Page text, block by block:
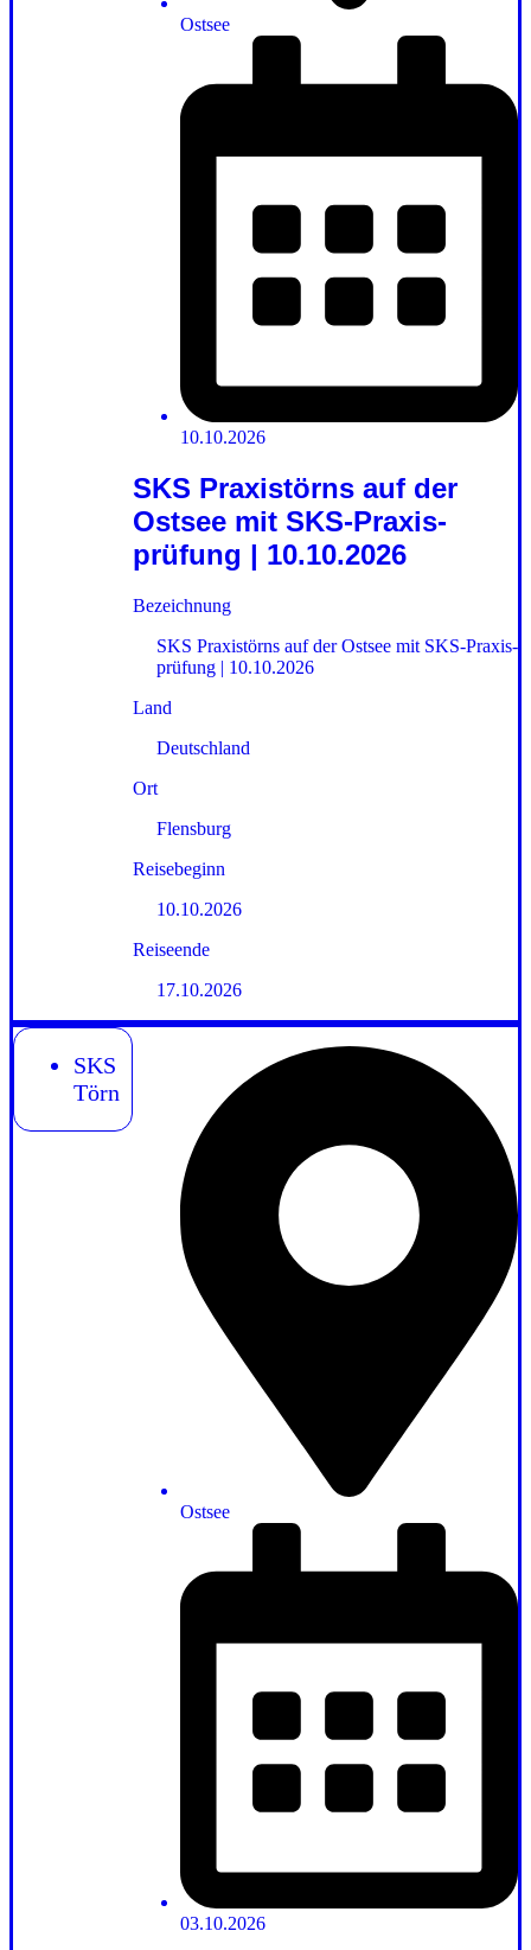
Ostsee
10.10.2026
SKS Praxistörns auf der
Ostsee mit SKS-Praxis­
prüfung | 10.10.2026
Bezeichnung
SKS Praxistörns auf der Ostsee mit SKS-Praxis­
prüfung | 10.10.2026
Land
Deutschland
Ort
Flensburg
Reisebeginn
10.10.2026
Reiseende
17.10.2026
SKS
Törn
Ostsee
03.10.2026